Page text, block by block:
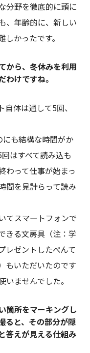
分野を徹底的に頭に
、年齢的に、新しい
かったです。
から、冬休みを利用
わけですね。
体は通して5回、
も結構な時間がか
はすべて読み込も
わって仕事が始まっ
間を見計らって読み
てスマートフォンで
きる文房具（注：学
レゼントしたぺんて
もいただいたのです
ませんでした。
箇所をマーキングし
ると、その部分が隠
答えが見える仕組み